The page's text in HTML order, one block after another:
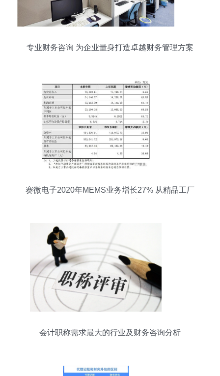
专业财务咨询 为企业量身打造卓越财务管理方案
赛微电子2020年MEMS业务增长27% 从精品工厂
会计职称需求最大的行业及财务咨询分析